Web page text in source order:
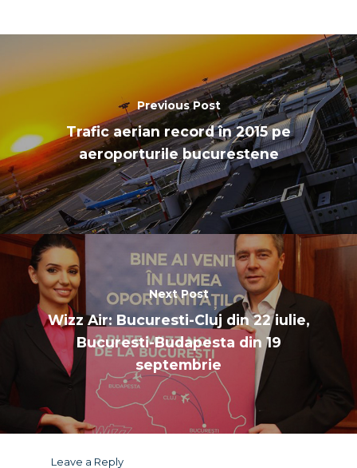
Previous Post
Trafic aerian record în 2015 pe
aeroporturile bucurestene
Next Post
Wizz Air: Bucuresti-Cluj din 22 iulie,
Bucuresti-Budapesta din 19
septembrie
Leave a Reply